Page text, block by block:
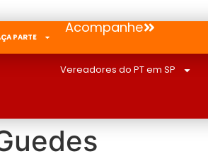
PARTE
Acompanhe
Vereadores do PT em SP